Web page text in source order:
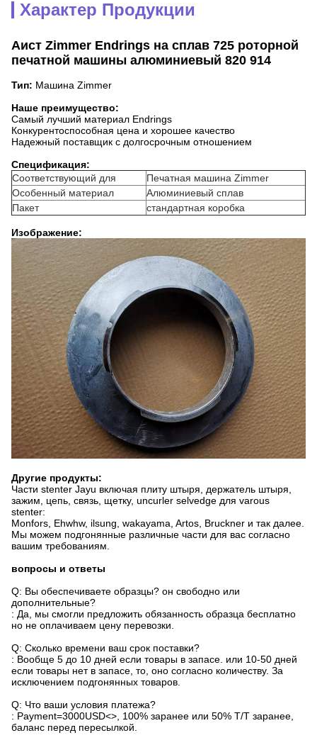
Характер Продукции
Аист Zimmer Endrings на сплав 725 роторной
печатной машины алюминиевый 820 914
Тип: Машина Zimmer
Наше преимущество:
Самый лучший материал Endrings
Конкурентоспособная цена и хорошее качество
Надежный поставщик с долгосрочным отношением
Спецификация:
Соответствующий для
Печатная машина Zimmer
Особенный материал
Алюминиевый сплав
Пакет
стандартная коробка
Изображение:
Другие продукты:
Части stenter Jayu включая плиту штыря, держатель штыря,
зажим, цепь, связь, щетку, uncurler selvedge для varous
stenter:
Monfors, Ehwhw, ilsung, wakayama, Artos, Bruckner и так далее.
Мы можем подгонянные различные части для вас согласно
вашим требованиям.
вопросы и ответы
Q: Вы обеспечиваете образцы? он свободно или
дополнительные?
: Да, мы смогли предложить обязанность образца бесплатно
но не оплачиваем цену перевозки.
Q: Сколько времени ваш срок поставки?
: Вообще 5 до 10 дней если товары в запасе. или 10-50 дней
если товары нет в запасе, то, оно согласно количеству. За
исключением подгонянных товаров.
Q: Что ваши условия платежа?
: Payment=3000USD<>, 100% заранее или 50% T/T заранее,
баланс перед пересылкой.